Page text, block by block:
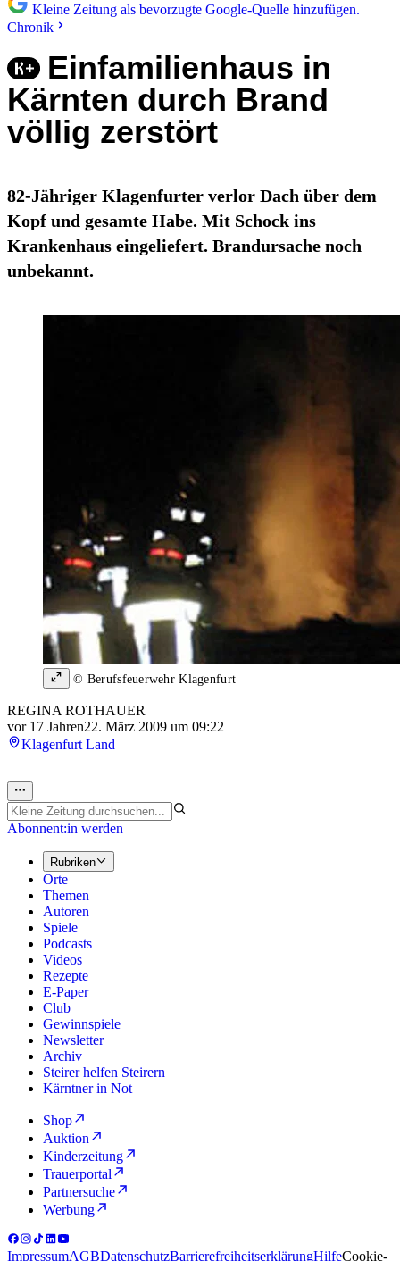
Kleine Zeitung als bevorzugte Google-Quelle hinzufügen.
Chronik
Einfamilienhaus in
Kärnten durch Brand
völlig zerstört
82-Jähriger Klagenfurter verlor Dach über dem
Kopf und gesamte Habe. Mit Schock ins
Krankenhaus eingeliefert. Brandursache noch
unbekannt.
© Berufsfeuerwehr Klagenfurt
REGINA ROTHAUER
vor 17 Jahren22. März 2009 um 09:22
Klagenfurt Land
Abonnent:in werden
Rubriken
Orte
Themen
Autoren
Spiele
Podcasts
Videos
Rezepte
E-Paper
Club
Gewinnspiele
Newsletter
Archiv
Steirer helfen Steirern
Kärntner in Not
Shop
Auktion
Kinderzeitung
Trauerportal
Partnersuche
Werbung
ImpressumAGBDatenschutzBarrierefreiheitserklärungHilfeCookie-